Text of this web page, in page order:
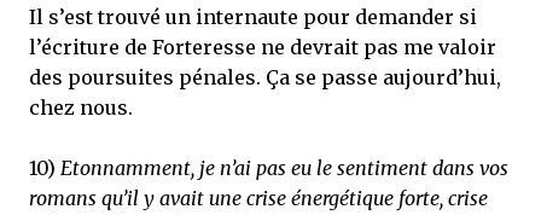
Il s’est trouvé un internaute pour demander si
l’écriture de Forteresse ne devrait pas me valoir
des poursuites pénales. Ça se passe aujourd’hui,
chez nous.
10) Etonnamment, je n’ai pas eu le sentiment dans vos
romans qu’il y avait une crise énergétique forte, crise